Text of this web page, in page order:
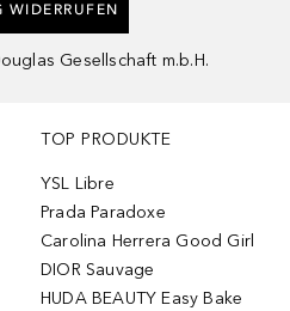
WIDERRUFEN
Gesellschaft m.b.H.
TOP PRODUKTE
YSL Libre
Prada Paradoxe
Carolina Herrera Good Girl
DIOR Sauvage
HUDA BEAUTY Easy Bake